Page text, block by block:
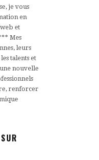
je vous
en
et
Mes
leurs
talents et
nouvelle
renforcer